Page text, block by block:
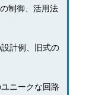
の制御、活用法
設計例、旧式の
ユニークな回路